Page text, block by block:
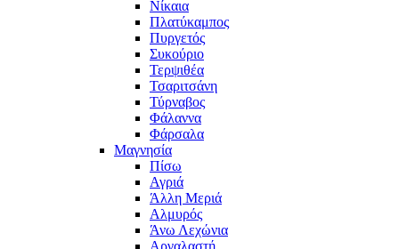
Νίκαια
Πλατύκαμπος
Πυργετός
Συκούριο
Τερψιθέα
Τσαριτσάνη
Τύρναβος
Φάλαννα
Φάρσαλα
Μαγνησία
Πίσω
Αγριά
Άλλη Μεριά
Αλμυρός
Άνω Λεχώνια
Αργαλαστή